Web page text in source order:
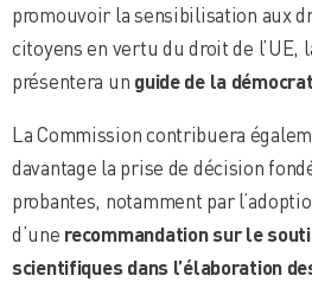
promouvoir la sensibilisation aux
citoyens en vertu du droit de l’UE,
présentera un guide de la
La Commission contribuera
davantage la prise de décision
probantes, notamment par
d’une recommandation sur le
scientifiques dans l’élaboration